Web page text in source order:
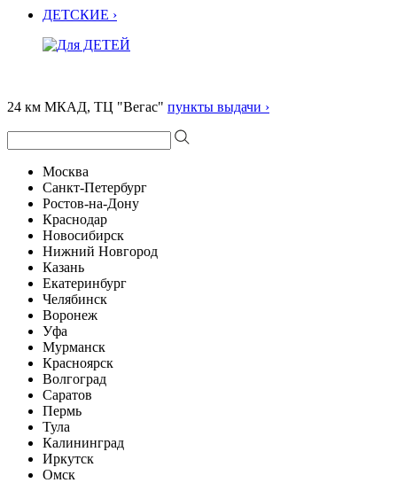
ДЕТСКИЕ ›
24 км МКАД, ТЦ "Вегас" пункты выдачи ›
Москва
Санкт-Петербург
Ростов-на-Дону
Краснодар
Новосибирск
Нижний Новгород
Казань
Екатеринбург
Челябинск
Воронеж
Уфа
Мурманск
Красноярск
Волгоград
Саратов
Пермь
Тула
Калининград
Иркутск
Омск